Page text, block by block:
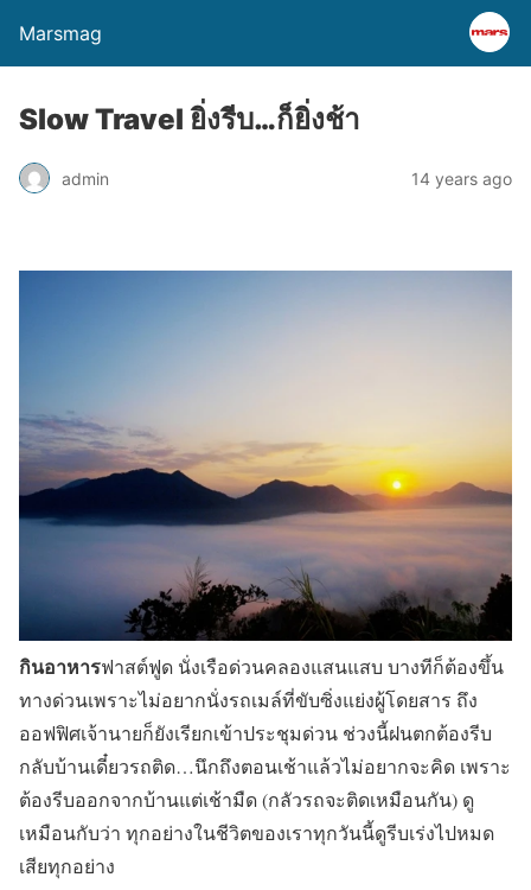
Marsmag
Slow Travel ยิ่งรีบ…ก็ยิ่งช้า
admin 14 years ago
กินอาหารฟาสต์ฟูด นั่งเรือด่วนคลองแสนแสบ บางทีก็ต้องขึ้น
ทางด่วนเพราะไม่อยากนั่งรถเมล์ที่ขับซิ่งแย่งผู้โดยสาร ถึง
ออฟฟิศเจ้านายก็ยังเรียกเข้าประชุมด่วน ช่วงนี้ฝนตกต้องรีบ
กลับบ้านเดี๋ยวรถติด…นึกถึงตอนเช้าแล้วไม่อยากจะคิด เพราะ
ต้องรีบออกจากบ้านแต่เช้ามืด (กลัวรถจะติดเหมือนกัน) ดู
เหมือนกับว่า ทุกอย่างในชีวิตของเราทุกวันนี้ดูรีบเร่งไปหมด
เสียทุกอย่าง